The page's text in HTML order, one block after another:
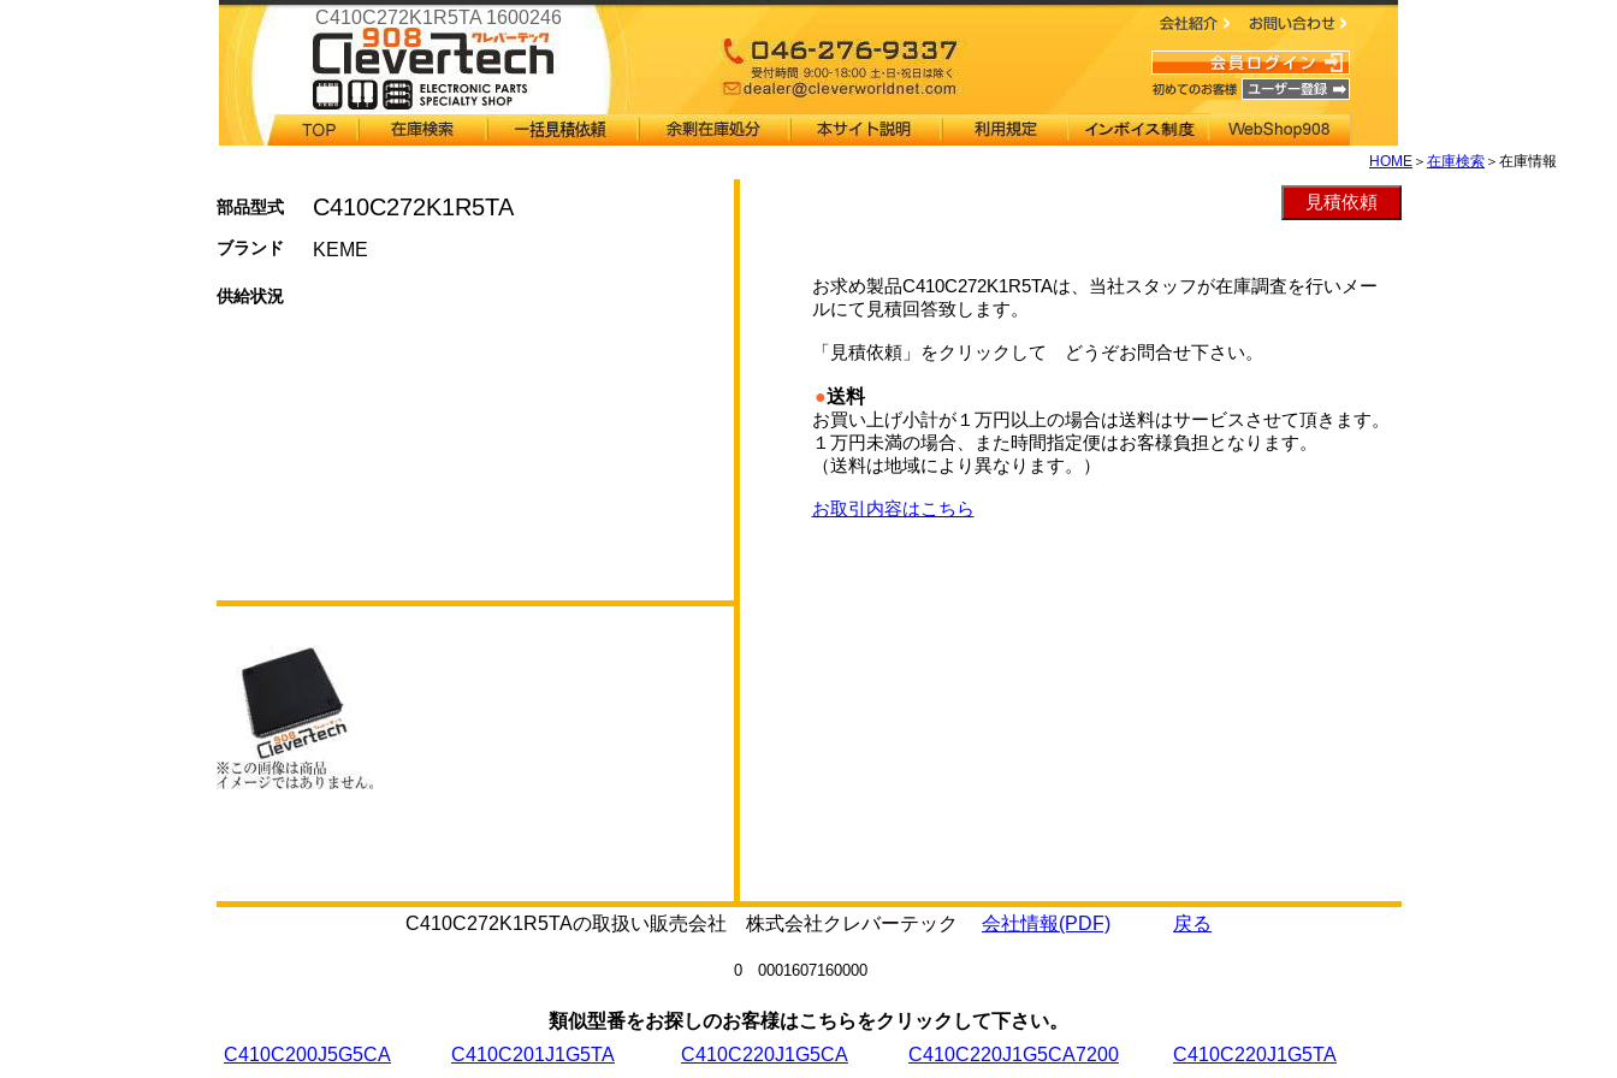
C410C272K1R5TA 1600246
HOME ＞ 在庫検索 ＞在庫情報
部品型式 C410C272K1R5TA
ブランド KEME
供給状況
お求め製品C410C272K1R5TAは、当社スタッフが在庫調査を行いメー
ルにて見積回答致します。
「見積依頼」をクリックして どうぞお問合せ下さい。
●送料
お買い上げ小計が１万円以上の場合は送料はサービスさせて頂きます。
１万円未満の場合、また時間指定便はお客様負担となります。
（送料は地域により異なります。）
お取引内容はこちら
C410C272K1R5TAの取扱い販売会社 株式会社クレバーテック 会社情報(PDF) 戻る
0 0001607160000
類似型番をお探しのお客様はこちらをクリックして下さい。
C410C200J5G5CA
C410C201J1G5TA C410C220J1G5CA C410C220J1G5CA7200 C410C220J1G5TA